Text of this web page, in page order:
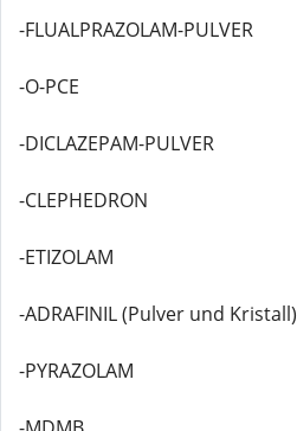
-FLUALPRAZOLAM-PULVER
-O-PCE
-DICLAZEPAM-PULVER
-CLEPHEDRON
-ETIZOLAM
-ADRAFINIL (Pulver und Kristall)
-PYRAZOLAM